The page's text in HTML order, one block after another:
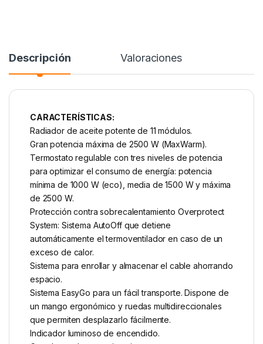
Descripción Valoraciones
CARACTERÍSTICAS:
Radiador de aceite potente de 11 módulos.
Gran potencia máxima de 2500 W (MaxWarm).
Termostato regulable con tres niveles de potencia
para optimizar el consumo de energía: potencia
mínima de 1000 W (eco), media de 1500 W y máxima
de 2500 W.
Protección contra sobrecalentamiento Overprotect
System: Sistema AutoOff que detiene
automáticamente el termoventilador en caso de un
exceso de calor.
Sistema para enrollar y almacenar el cable ahorrando
espacio.
Sistema EasyGo para un fácil transporte. Dispone de
un mango ergonómico y ruedas multidireccionales
que permiten desplazarlo fácilmente.
Indicador luminoso de encendido.